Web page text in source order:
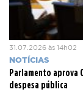
31.07.2026 às 14h02
NOTÍCIAS
Parlamento aprova
despesa pública